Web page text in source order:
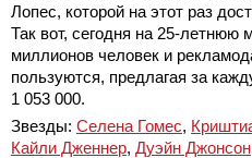
Лопес, которой на этот раз
Так вот, сегодня на 25-летнюю
миллионов человек и
пользуются, предлагая за
1 053 000.
Звезды: Селена Гомеc,
Кайли Дженнер, Дуэйн Джонсон